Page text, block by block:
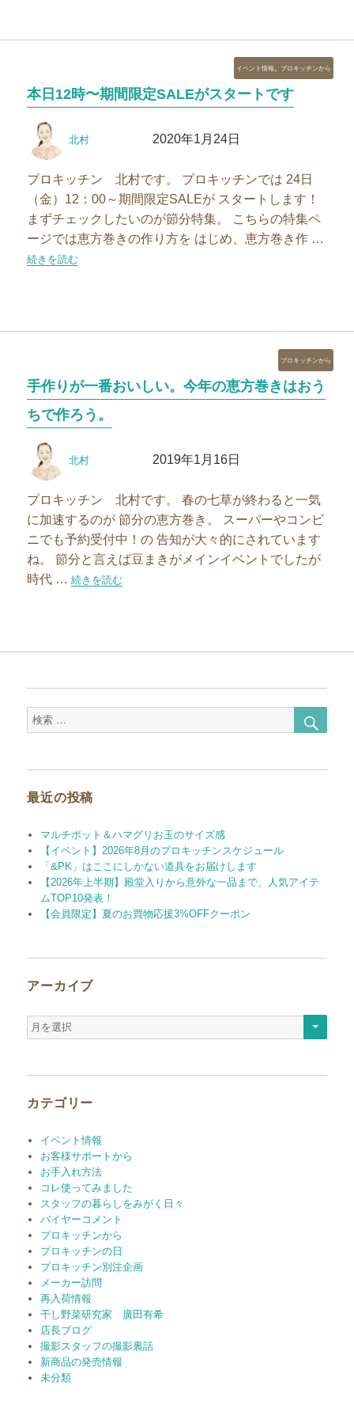
本日12時〜期間限定SALEがスタートです
稿
北村 2020年1月24日
カ
テ
ゴ
イベント情報 , プロキッチンから
プロキッチン 北村です。 プロキッチンでは 24日
（金）12：00～期間限定SALEが スタートします！
まずチェックしたいのが節分特集。 こちらの特集ペ
ージでは恵方巻きの作り方を はじめ、恵方巻き作 …
“本日12時〜期間限定SALEがスタートです”の
続きを読む
手作りが一番おいしい。今年の恵方巻きはおう
ちで作ろう。
稿
北村 2019年1月16日
カ
テ
ゴ
プロキッチンから
プロキッチン 北村です。 春の七草が終わると一気
に加速するのが 節分の恵方巻き。 スーパーやコンビ
ニでも予約受付中！の 告知が大々的にされています
ね。 節分と言えば豆まきがメインイベントでしたが
時代 …“手作りが一番おいしい。今年の恵方巻きはおうちで作ろう。
続きを読む
検
索
索
最近の投稿
マルチポット＆ハマグリお玉のサイズ感
【イベント】2026年8月のプロキッチンスケジュール
「&PK」はここにしかない道具をお届けします
【2026年上半期】殿堂入りから意外な一品まで、人気アイテ
ムTOP10発表！
【会員限定】夏のお買物応援3%OFFクーポン
アーカイブ
ア
ー
カテゴリー
イベント情報
お客様サポートから
お手入れ方法
コレ使ってみました
スタッフの暮らしをみがく日々
バイヤーコメント
プロキッチンから
プロキッチンの日
プロキッチン別注企画
メーカー訪問
再入荷情報
干し野菜研究家 廣田有希
店長ブログ
撮影スタッフの撮影裏話
新商品の発売情報
未分類